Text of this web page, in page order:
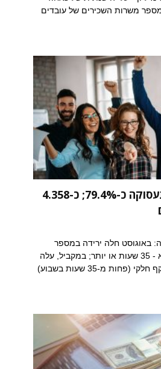
בה עמד מספר משרות השכירים של עובדים
באוגוסט היה שיעור התעסוקה כ-79.4%; כ-4.358
באוגוסט חלה ירידה במספר
המועסקים שעבדו בהיקף מלא - 35 שעות או יותר; במקביל, עלה
מספר המועסקים שעבדו בהיקף חלקי (פחות מ-35 שעות בשבוע)